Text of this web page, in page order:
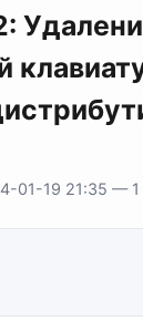
01-19 21:35 — 1